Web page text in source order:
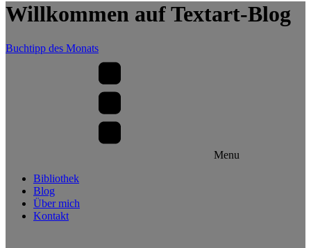
Willkommen auf Textart-Blog
Buchtipp des Monats
Menu
Bibliothek
Blog
Über mich
Kontakt